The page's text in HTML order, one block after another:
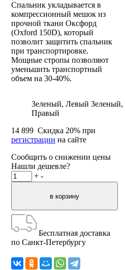
Спальник укладывается в
компрессионный мешок из
прочной ткани Оксфорд
(Oxford 150D), который
позволит защитить спальник
при транспортировке.
Мощные стропы позволяют
уменьшить транспортный
объем на 30-40%.
Зеленый, Левый Зеленый,
Правый
14 899 Скидка 20% при
регистрации на сайте
Сообщить о снижении цены
Нашли дешевле?
+ -
Бесплатная доставка
по Санкт-Петербургу